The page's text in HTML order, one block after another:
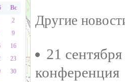
Вс
2
9
16
23
30
Другие
21
конференция